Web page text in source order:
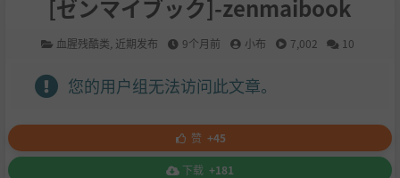
[ゼンマイブック]-zenmaibook
血腥残酷类 近期发布 9个月前 小布 7,002 10
您的用户组无法访问此文章。
赞 +45
下载 +181